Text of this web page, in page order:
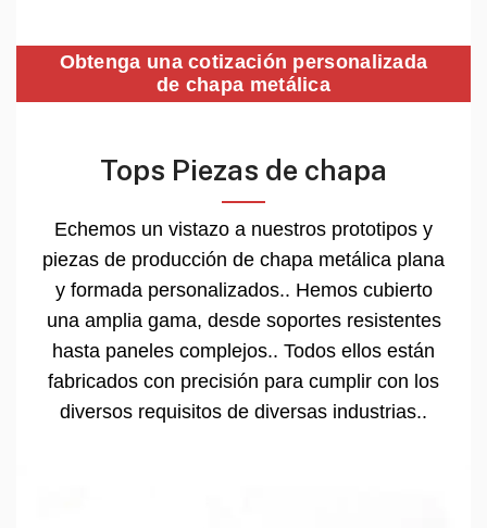
Obtenga una cotización personalizada
de chapa metálica
Tops Piezas de chapa
Echemos un vistazo a nuestros prototipos y
piezas de producción de chapa metálica plana
y formada personalizados.. Hemos cubierto
una amplia gama, desde soportes resistentes
hasta paneles complejos.. Todos ellos están
fabricados con precisión para cumplir con los
diversos requisitos de diversas industrias..